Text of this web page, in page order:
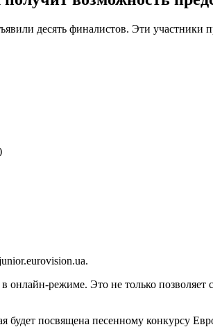
десять финалистов. Эти участники
режиме. Это не только позволяет
будет посвящена песенному конкурсу